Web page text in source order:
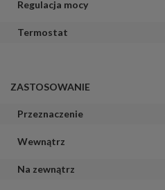
Regulacja mocy
Termostat
ZASTOSOWANIE
Przeznaczenie
Wewnątrz
Na zewnątrz